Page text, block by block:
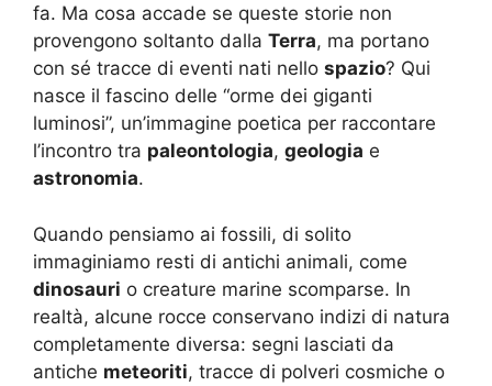
fa. Ma cosa accade se queste storie non
provengono soltanto dalla Terra, ma portano
con sé tracce di eventi nati nello spazio? Qui
nasce il fascino delle “orme dei giganti
luminosi”, un’immagine poetica per raccontare
l’incontro tra paleontologia, geologia e
astronomia.
Quando pensiamo ai fossili, di solito
immaginiamo resti di antichi animali, come
dinosauri o creature marine scomparse. In
realtà, alcune rocce conservano indizi di natura
completamente diversa: segni lasciati da
antiche meteoriti, tracce di polveri cosmiche o